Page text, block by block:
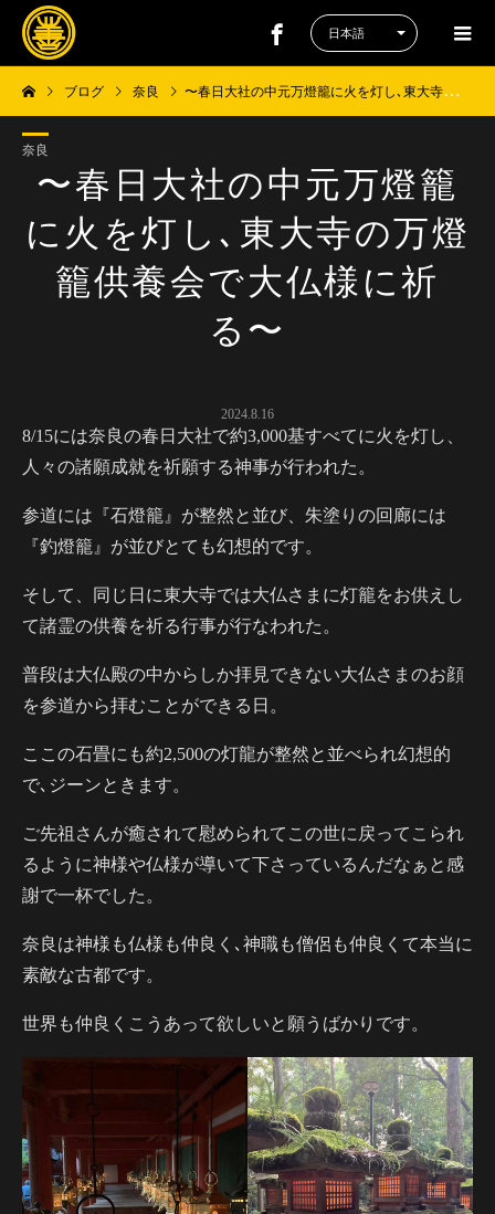
ブログ 奈良 〜春日大社の中元万燈籠に火を灯し､東大寺の万燈籠供養会で大仏様に祈る〜
奈良
〜春日大社の中元万燈籠
に火を灯し､東大寺の万燈
籠供養会で大仏様に祈
る〜
2024.8.16
8/15には奈良の春日大社で約3,000基すべてに火を灯し、
人々の諸願成就を祈願する神事が行われた。
参道には『石燈籠』が整然と並び、朱塗りの回廊には
『釣燈籠』が並びとても幻想的です。
そして、同じ日に東大寺では大仏さまに灯籠をお供えし
て諸霊の供養を祈る行事が行なわれた。
普段は大仏殿の中からしか拝見できない大仏さまのお顔
を参道から拝むことができる日。
ここの石畳にも約2,500の灯龍が整然と並べられ幻想的
で､ジーンときます。
ご先祖さんが癒されて慰められてこの世に戻ってこられ
るように神様や仏様が導いて下さっているんだなぁと感
謝で一杯でした。
奈良は神様も仏様も仲良く､神職も僧侶も仲良くて本当に
素敵な古都です。
世界も仲良くこうあって欲しいと願うばかりです。